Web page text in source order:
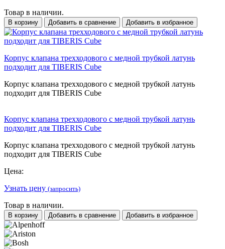
Товар в наличии.
В корзину Добавить в сравнение Добавить в избранное
Корпус клапана трехходового с медной трубкой латунь
подходит для TIBERIS Cube
Корпус клапана трехходового с медной трубкой латунь
подходит для TIBERIS Cube
Корпус клапана трехходового с медной трубкой латунь
подходит для TIBERIS Cube
Корпус клапана трехходового с медной трубкой латунь
подходит для TIBERIS Cube
Цена:
Узнать цену (запросить)
Товар в наличии.
В корзину Добавить в сравнение Добавить в избранное